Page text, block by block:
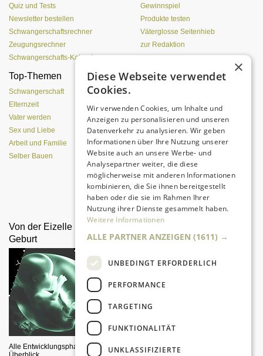
Quiz und Tests
Newsletter bestellen
Schwangerschaftsrechner
Zeugungsrechner
Schwangerschafts-Kalender
Gewinnspiel
Produkte testen
Väterglosse Seitenhieb
zur Redaktion
Top-Themen
Schwangerschaft
Elternzeit
Vater werden
Sex und Liebe
Arbeit und Familie
Selber Bauen
Einen Lehmofen
Da sind Kinder mit Begeisterung
dabei.
Von der Eizelle bis zur
Geburt
Alle Entwicklungsphasen im
Mutterleib?
Wahrnehmungen des Babys vor
×
Diese Webseite verwendet
Cookies.
Wir verwenden Cookies, um Inhalte und
Anzeigen zu personalisieren und unseren
Datenverkehr zu analysieren. Wir geben
Informationen über Ihre Nutzung unserer
Website auch an unsere Werbe- und
Analysepartner weiter, die diese
möglicherweise mit anderen Informationen
kombinieren, die Sie ihnen bereitgestellt
haben oder die sie im Rahmen Ihrer
Nutzung ihrer Dienste gesammelt haben.
Weitere Informationen
ALLE PARTNER ANZEIGEN (1611) →
UNBEDINGT ERFORDERLICH
PERFORMANCE
TARGETING
FUNKTIONALITÄT
UNKLASSIFIZIERTE